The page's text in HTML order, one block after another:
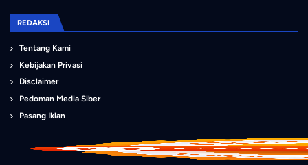
REDAKSI
Tentang Kami
Kebijakan Privasi
Disclaimer
Pedoman Media Siber
Pasang Iklan